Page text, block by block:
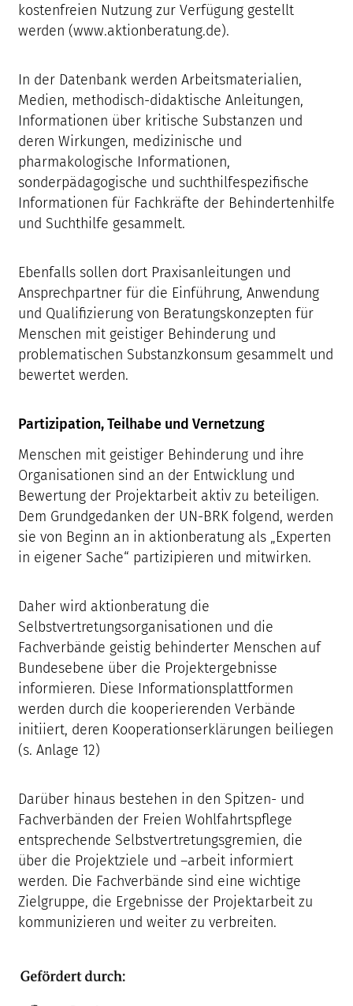
kostenfreien Nutzung zur Verfügung gestellt
werden (www.aktionberatung.de).
In der Datenbank werden Arbeitsmaterialien,
Medien, methodisch-didaktische Anleitungen,
Informationen über kritische Substanzen und
deren Wirkungen, medizinische und
pharmakologische Informationen,
sonderpädagogische und suchthilfespezifische
Informationen für Fachkräfte der Behindertenhilfe
und Suchthilfe gesammelt.
Ebenfalls sollen dort Praxisanleitungen und
Ansprechpartner für die Einführung, Anwendung
und Qualifizierung von Beratungskonzepten für
Menschen mit geistiger Behinderung und
problematischen Substanzkonsum gesammelt und
bewertet werden.
Partizipation, Teilhabe und Vernetzung
Menschen mit geistiger Behinderung und ihre
Organisationen sind an der Entwicklung und
Bewertung der Projektarbeit aktiv zu beteiligen.
Dem Grundgedanken der UN-BRK folgend, werden
sie von Beginn an in aktionberatung als „Experten
in eigener Sache“ partizipieren und mitwirken.
Daher wird aktionberatung die
Selbstvertretungsorganisationen und die
Fachverbände geistig behinderter Menschen auf
Bundesebene über die Projektergebnisse
informieren. Diese Informationsplattformen
werden durch die kooperierenden Verbände
initiiert, deren Kooperationserklärungen beiliegen
(s. Anlage 12)
Darüber hinaus bestehen in den Spitzen- und
Fachverbänden der Freien Wohlfahrtspflege
entsprechende Selbstvertretungsgremien, die
über die Projektziele und –arbeit informiert
werden. Die Fachverbände sind eine wichtige
Zielgruppe, die Ergebnisse der Projektarbeit zu
kommunizieren und weiter zu verbreiten.